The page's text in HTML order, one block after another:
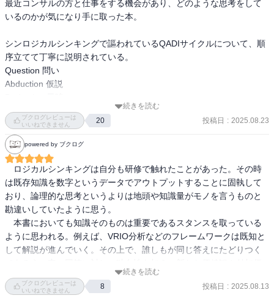
最近コンサルの方と仕事をする機会があり、どのような思考をして
いるのかが気になり手に取った本。
シンロジカルシンキングで謳われているQADIサイクルについて、順
序立てて丁寧に説明されている。
Question 問い
Abduction 仮説
Induction 結論
サイクル
この5つの力がどれだけ成熟しているかによって、自身の思考の成熟
度がわかるが、自分はまだまだレベルが低い箇所が多いと実感し
た。
日々の物事や出来事への問いの立て方や仮説の持ち方を意識して考
えていくことで、思考のレベルをより一層高めていきたい。
考えるという営みはデリケートで自分でその感覚を養っていくしか
ないという本文の言葉通り、日頃から問いを立てることが大事なの
続きを読む
ブクログレビューは
いいねできません
20 投稿日 : 2025.08.23
powered by ブクログ
ロジカルシンキングは自分も研修で触れたことがあった。その時
は既存知識を数字というデータでアウトプットすることに固執して
おり、論理的な思考というよりは地頭や知識量がモノを言うものと
勘違いしていたように思う。
本書においても知識そのものは重要であるスタンスを取っている
ように思われる。例えば、VRIO分析などのフレームワークは既知と
して解説が進んでいく。その上で、誰しもが同じ答えにたどりつく
値を提供することが大切であるというメッセージを発しているよう
に思えた。
続きを読む
ブクログレビューは
いいねできません
8 投稿日 : 2025.08.13